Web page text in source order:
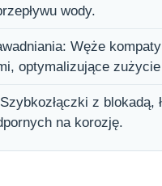
wody.
Węże
optymalizujące
z blokadą,
na korozję.